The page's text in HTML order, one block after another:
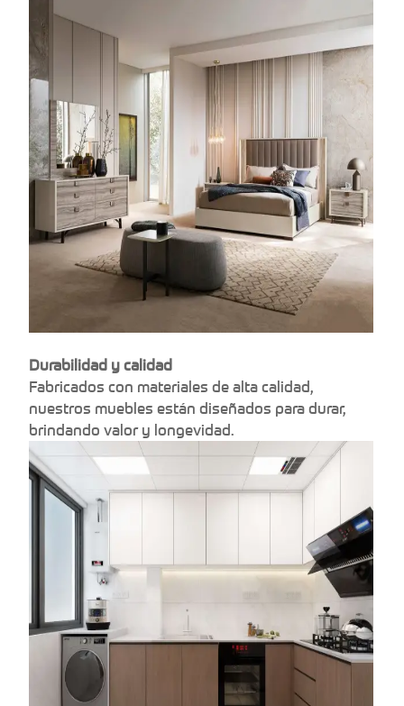
Durabilidad y calidad
Fabricados con materiales de alta calidad,
nuestros muebles están diseñados para durar,
brindando valor y longevidad.